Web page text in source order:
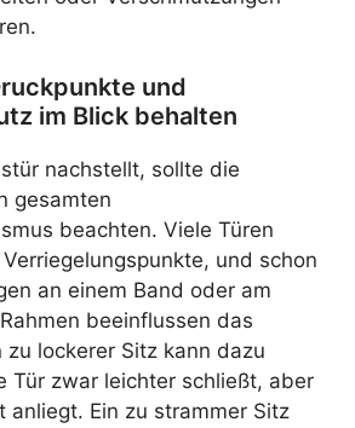
und
im Blick behalten
nachstellt, sollte die
gesamten
beachten. Viele Türen
und schon
an einem Band oder am
beeinflussen das
zu lockerer Sitz kann dazu
Tür zwar leichter schließt, aber
anliegt. Ein zu strammer Sitz